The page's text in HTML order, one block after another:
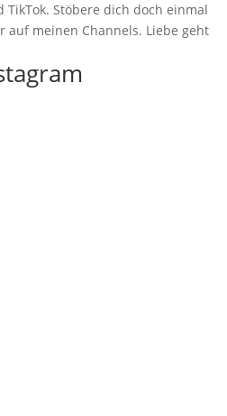
Stöbere dich doch einmal
auf meinen Channels. Liebe geht